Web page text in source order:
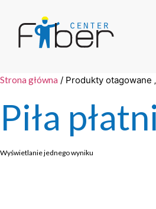
Strona główna / Produkty otagowane
Piła
Wyświetlanie jednego wyniku